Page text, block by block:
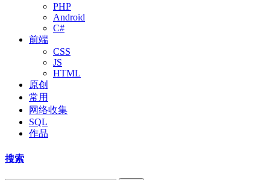
PHP
Android
C#
前端
CSS
JS
HTML
原创
常用
网络收集
SQL
作品
搜索